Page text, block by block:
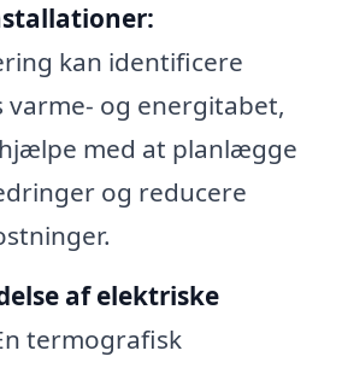
kan identificere
varme- og energitabet,
med at planlægge
og reducere
af elektriske
termografisk